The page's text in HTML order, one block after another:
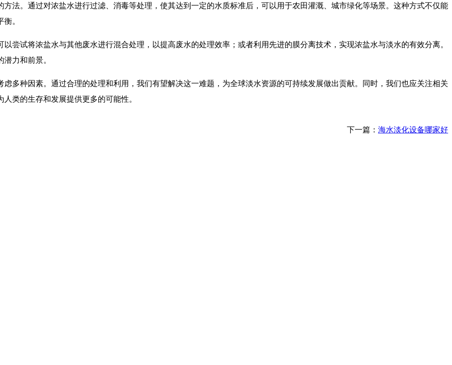
法。通过对浓盐水进行过滤、消毒等处理，使其达到一定的水质标准后，可以用于农田灌溉、城市绿化等场景。这种方式不仅能
。
尝试将浓盐水与其他废水进行混合处理，以提高废水的处理效率；或者利用先进的膜分离技术，实现浓盐水与淡水的有效分离。
力和前景。
多种因素。通过合理的处理和利用，我们有望解决这一难题，为全球淡水资源的可持续发展做出贡献。同时，我们也应关注相关
类的生存和发展提供更多的可能性。
下一篇： 海水淡化设备哪家好